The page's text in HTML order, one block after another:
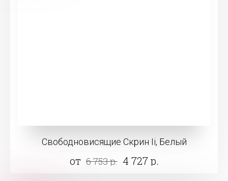
Свободновисящие Скрин Ii, Белый
от 6 753 р. 4 727 р.